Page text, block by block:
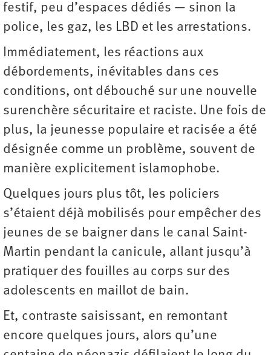
festif, peu d’espaces dédiés — sinon la
police, les gaz, les LBD et les arrestations.
Immédiatement, les réactions aux
débordements, inévitables dans ces
conditions, ont débouché sur une nouvelle
surenchère sécuritaire et raciste. Une fois de
plus, la jeunesse populaire et racisée a été
désignée comme un problème, souvent de
manière explicitement islamophobe.
Quelques jours plus tôt, les policiers
s’étaient déjà mobilisés pour empêcher des
jeunes de se baigner dans le canal Saint-
Martin pendant la canicule, allant jusqu’à
pratiquer des fouilles au corps sur des
adolescents en maillot de bain.
Et, contraste saisissant, en remontant
encore quelques jours, alors qu’une